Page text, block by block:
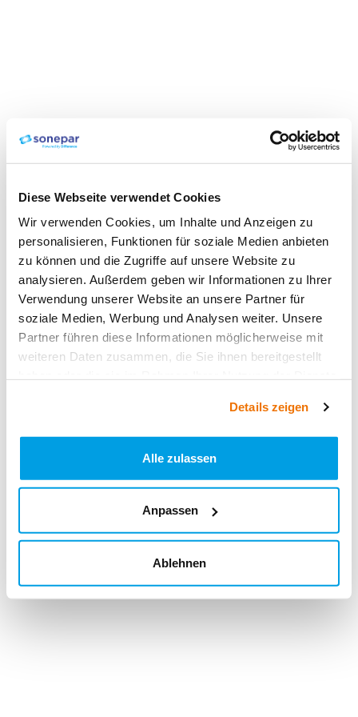
Diese Webseite verwendet Cookies
Wir verwenden Cookies, um Inhalte und Anzeigen zu
personalisieren, Funktionen für soziale Medien anbieten
zu können und die Zugriffe auf unsere Website zu
analysieren. Außerdem geben wir Informationen zu Ihrer
Verwendung unserer Website an unsere Partner für
soziale Medien, Werbung und Analysen weiter. Unsere
Partner führen diese Informationen möglicherweise mit
weiteren Daten zusammen, die Sie ihnen bereitgestellt
Details zeigen
Alle zulassen
Anpassen
Ablehnen